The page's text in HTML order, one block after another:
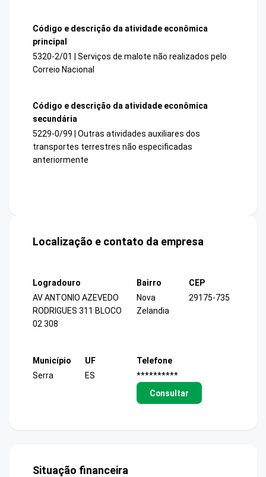
Código e descrição da atividade econômica
principal
5320-2/01 | Serviços de malote não realizados pelo
Correio Nacional
Código e descrição da atividade econômica
secundária
5229-0/99 | Outras atividades auxiliares dos
transportes terrestres não especificadas
anteriormente
Localização e contato da empresa
Logradouro
AV ANTONIO AZEVEDO
RODRIGUES 311 BLOCO
02 308
Bairro
Nova
Zelandia
CEP
29175-735
Município
Serra
UF
ES
Telefone
**********
Consultar
Situação financeira